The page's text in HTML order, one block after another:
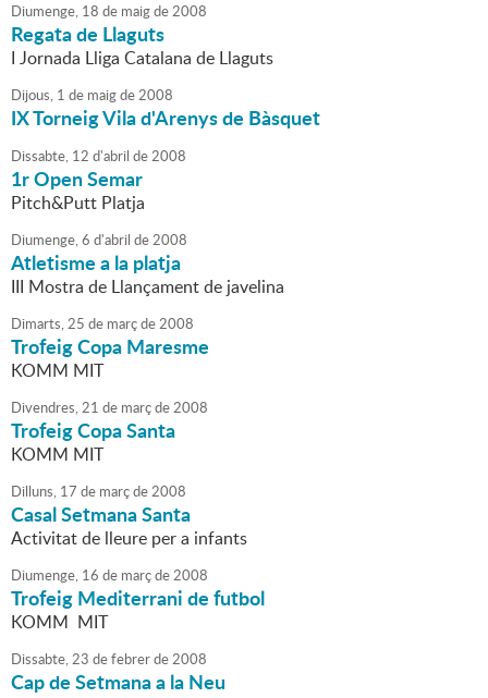
Diumenge, 18 de maigde2008
Regata de Llaguts
I Jornada Lliga Catalana de Llaguts
Dijous, 1 de maigde2008
IX Torneig Vila d'Arenys de Bàsquet
Dissabte, 12 d'abril de2008
1r Open Semar
Pitch&Putt Platja
Diumenge,6 d'abril de2008
Atletisme a la platja
III Mostra de Llançament de javelina
Dimarts,25 de marçde2008
Trofeig Copa Maresme
KOMM MIT
Divendres,21 de marçde2008
Trofeig Copa Santa
KOMM MIT
Dilluns, 17 de marçde2008
Casal Setmana Santa
Activitat de lleure per a infants
Diumenge, 16 de marçde2008
Trofeig Mediterrani de futbol
KOMM MIT
Dissabte,23 defebrerde2008
Cap de Setmana a la Neu